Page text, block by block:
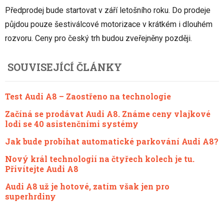
Předprodej bude startovat v září letošního roku. Do prodeje
půjdou pouze šestiválcové motorizace v krátkém i dlouhém
rozvoru. Ceny pro český trh budou zveřejněny později.
SOUVISEJÍCÍ ČLÁNKY
Test Audi A8 – Zaostřeno na technologie
Začíná se prodávat Audi A8. Známe ceny vlajkové
lodi se 40 asistenčními systémy
Jak bude probíhat automatické parkování Audi A8?
Nový král technologií na čtyřech kolech je tu.
Přivítejte Audi A8
Audi A8 už je hotové, zatím však jen pro
superhrdiny